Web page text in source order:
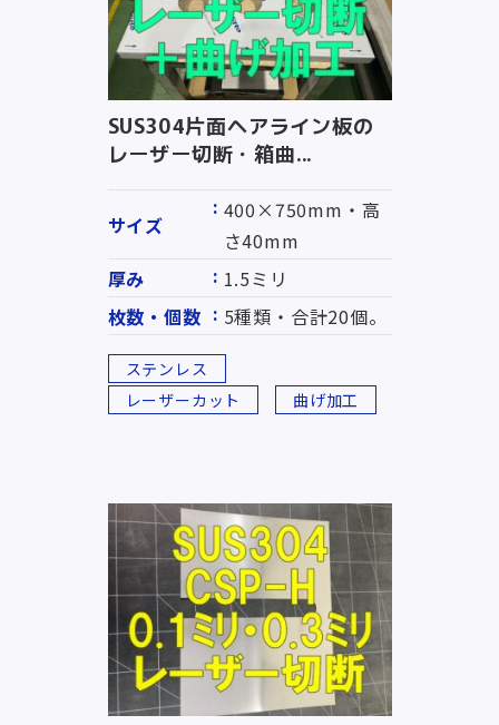
SUS304片面ヘアライン板の
レーザー切断・箱曲...
サイズ
400×750mm・高
さ40mm
厚み
1.5ミリ
枚数・個数
5種類・合計20個。
ステンレス
レーザーカット
曲げ加工